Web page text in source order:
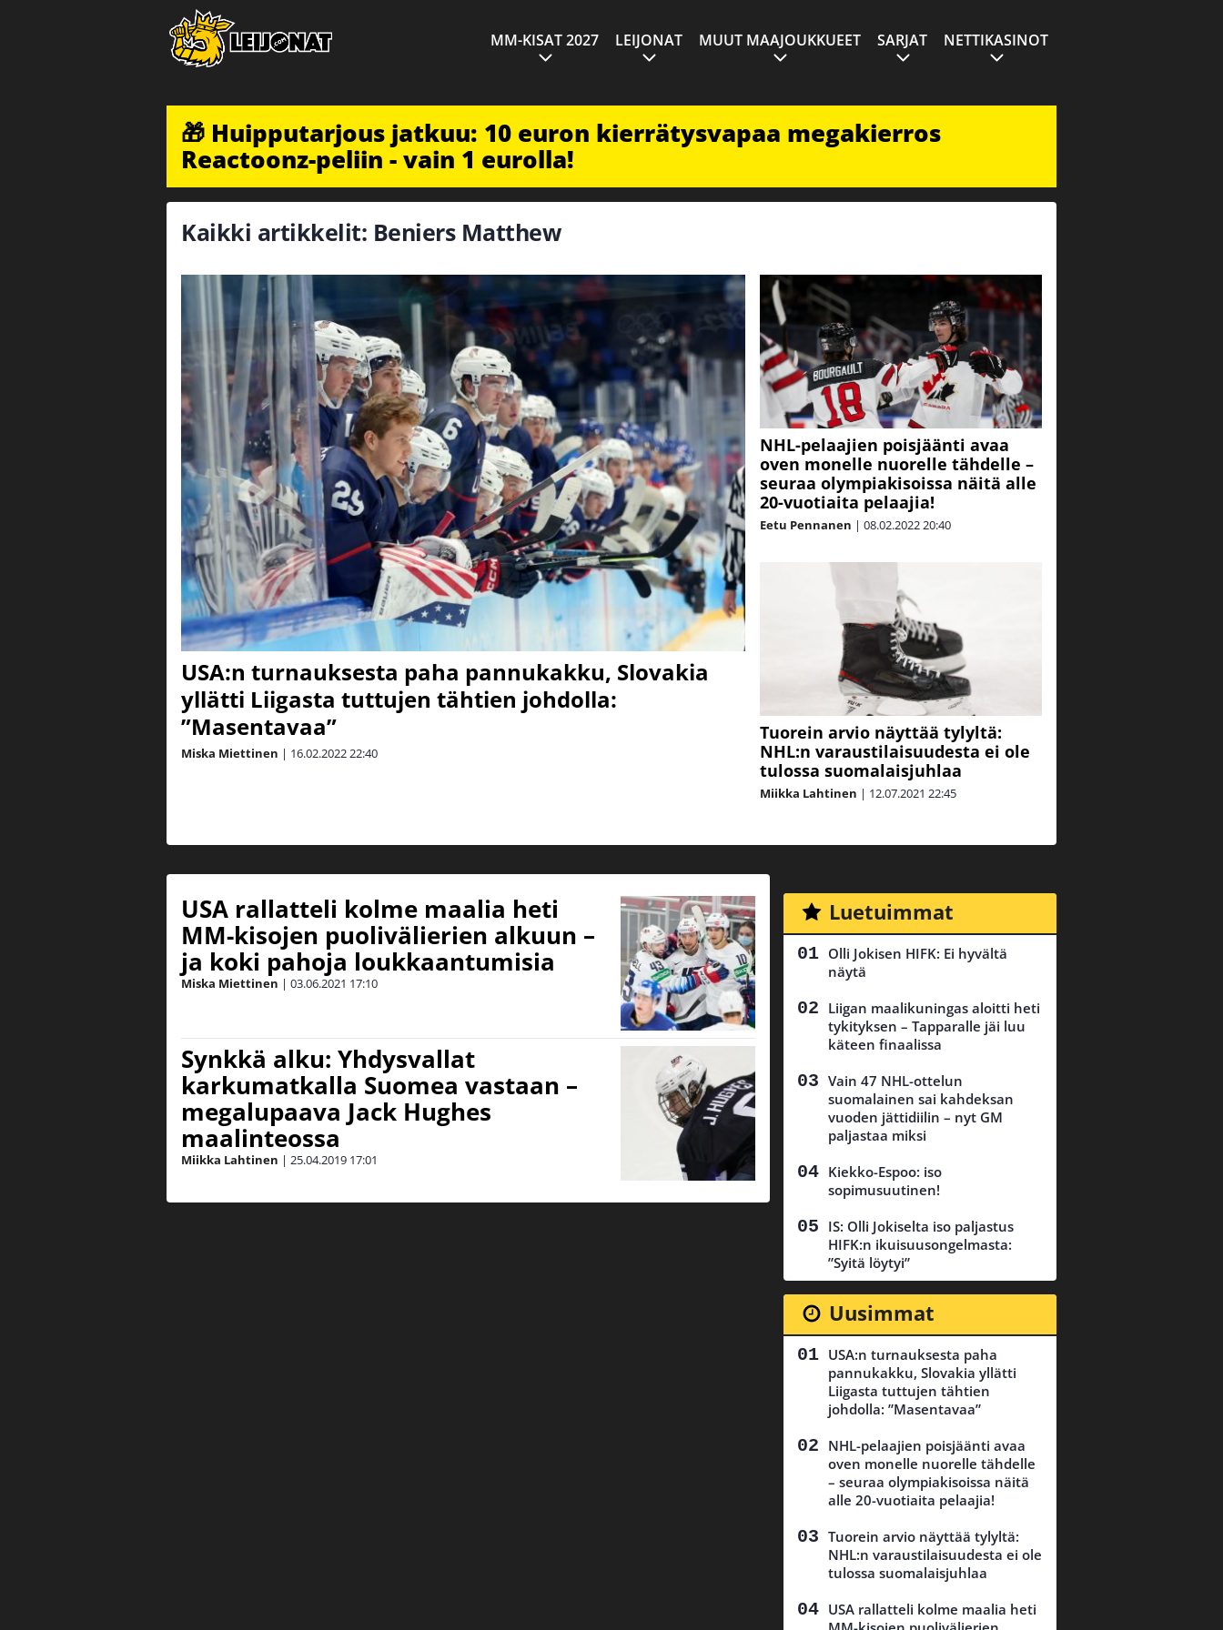
MM-KISAT 2027 LEIJONAT MUUT MAAJOUKKUEET SARJAT NETTIKASINOT
🎁 Huipputarjous jatkuu: 10 euron kierrätysvapaa megakierros
Reactoonz-peliin - vain 1 eurolla!
Kaikki artikkelit: Beniers Matthew
USA:n turnauksesta paha pannukakku, Slovakia
yllätti Liigasta tuttujen tähtien johdolla:
”Masentavaa”
Miska Miettinen | 16.02.202222:40
NHL-pelaajien poisjäänti avaa
oven monelle nuorelle tähdelle –
seuraa olympiakisoissa näitä alle
20-vuotiaita pelaajia!
Eetu Pennanen | 08.02.202220:40
Tuorein arvio näyttää tylyltä:
NHL:n varaustilaisuudesta ei ole
tulossa suomalaisjuhlaa
Miikka Lahtinen | 12.07.2021 22:45
USA rallatteli kolme maalia heti
MM-kisojen puolivälierien alkuun –
ja koki pahoja loukkaantumisia
Miska Miettinen | 03.06.2021 17:10
Synkkä alku: Yhdysvallat
karkumatkalla Suomea vastaan –
megalupaava Jack Hughes
maalinteossa
Miikka Lahtinen | 25.04.2019 17:01
Luetuimmat
Olli Jokisen HIFK: Ei hyvältä
näytä
Liigan maalikuningas aloitti heti
tykityksen – Tapparalle jäi luu
käteen finaalissa
Vain 47 NHL-ottelun
suomalainen sai kahdeksan
vuoden jättidiilin – nyt GM
paljastaa miksi
Kiekko-Espoo: iso
sopimusuutinen!
IS: Olli Jokiselta iso paljastus
HIFK:n ikuisuusongelmasta:
”Syitä löytyi”
Uusimmat
USA:n turnauksesta paha
pannukakku, Slovakia yllätti
Liigasta tuttujen tähtien
johdolla: ”Masentavaa”
NHL-pelaajien poisjäänti avaa
oven monelle nuorelle tähdelle
– seuraa olympiakisoissa näitä
alle 20-vuotiaita pelaajia!
Tuorein arvio näyttää tylyltä:
NHL:n varaustilaisuudesta ei ole
tulossa suomalaisjuhlaa
USA rallatteli kolme maalia heti